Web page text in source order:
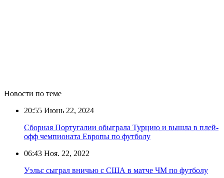
Новости по теме
20:55 Июнь 22, 2024
Сборная Португалии обыграла Турцию и вышла в плей-
офф чемпионата Европы по футболу
06:43 Ноя. 22, 2022
Уэльс сыграл вничью с США в матче ЧМ по футболу